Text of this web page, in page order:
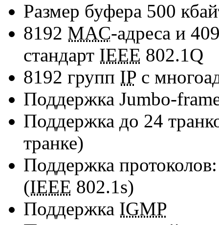
Размер буфера 500
8192 MAC-адреса и
стандарт IEEE 802.1Q
8192 групп IP c
Поддержка Jumbo-
Поддержка до 24
транке)
Поддержка
(IEEE 802.1s)
Поддержка IGMP